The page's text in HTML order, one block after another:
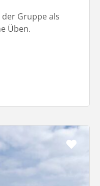
Gruppe als
Üben.